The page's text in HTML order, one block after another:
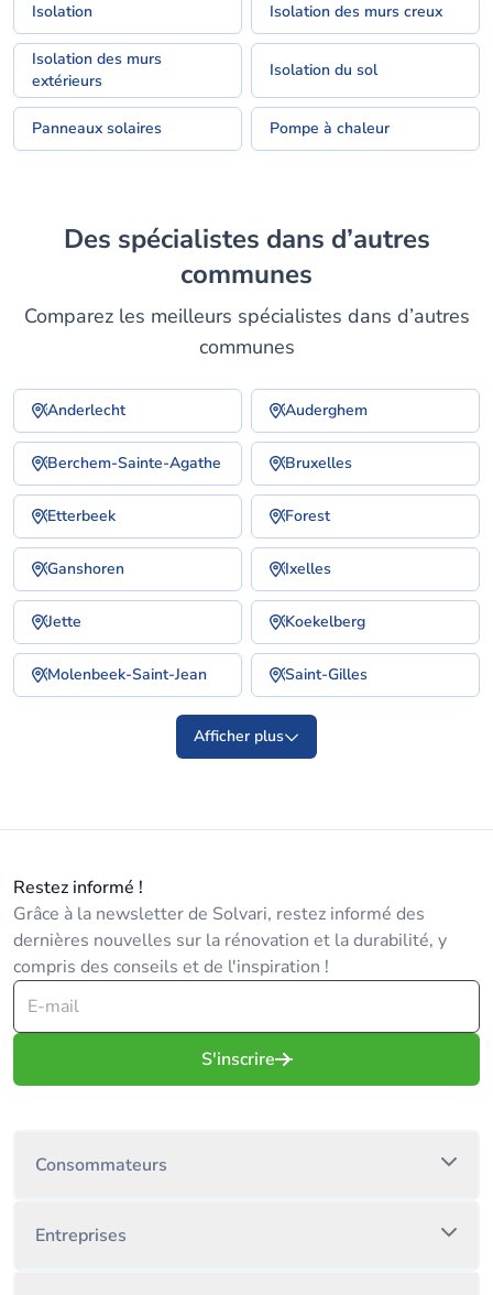
Isolation Isolation des murs creux
Isolation des murs
extérieurs
Isolation du sol
Panneaux solaires Pompe à chaleur
Des spécialistes dans d’autres
communes
Comparez les meilleurs spécialistes dans d’autres
communes
Anderlecht Auderghem
Berchem-Sainte-Agathe Bruxelles
Etterbeek Forest
Ganshoren Ixelles
Jette Koekelberg
Molenbeek-Saint-Jean Saint-Gilles
Afficher plus
Restez informé !
Grâce à la newsletter de Solvari, restez informé des
dernières nouvelles sur la rénovation et la durabilité, y
compris des conseils et de l'inspiration !
S'inscrire
Consommateurs
Entreprises